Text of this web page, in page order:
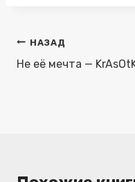
Навигация
по
НАЗАД
Не её мечта —